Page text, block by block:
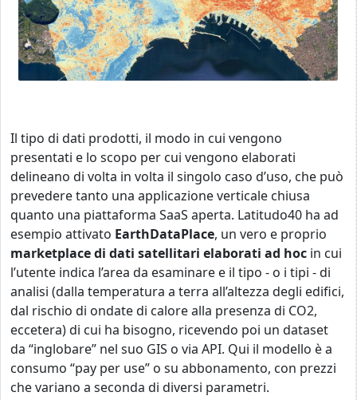
Il tipo di dati prodotti, il modo in cui vengono
presentati e lo scopo per cui vengono elaborati
delineano di volta in volta il singolo caso d’uso, che può
prevedere tanto una applicazione verticale chiusa
quanto una piattaforma SaaS aperta. Latitudo40 ha ad
esempio attivato EarthDataPlace, un vero e proprio
marketplace di dati satellitari elaborati ad hoc in cui
l’utente indica l’area da esaminare e il tipo - o i tipi - di
analisi (dalla temperatura a terra all’altezza degli edifici,
dal rischio di ondate di calore alla presenza di CO2,
eccetera) di cui ha bisogno, ricevendo poi un dataset
da “inglobare” nel suo GIS o via API. Qui il modello è a
consumo “pay per use” o su abbonamento, con prezzi
che variano a seconda di diversi parametri.